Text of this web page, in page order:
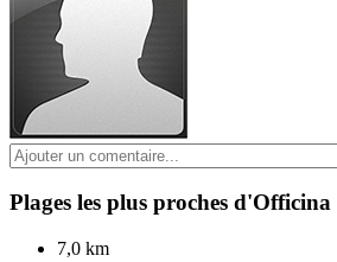
Plages les plus proches d'Officina
7,0 km